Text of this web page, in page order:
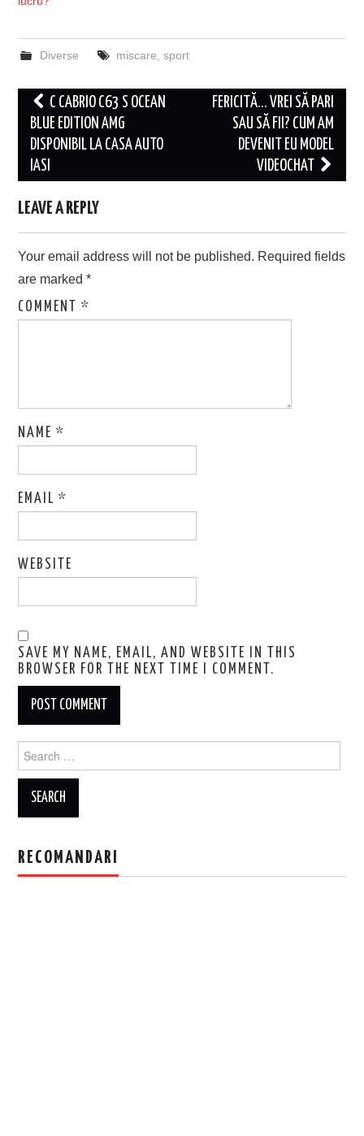
Diverse miscare sport
Post
navigation
C CABRIO C63 S OCEAN
BLUE EDITION AMG
DISPONIBIL LA CASA AUTO
IASI
FERICITĂ… VREI SĂ PARI
SAU SĂ FII? CUM AM
DEVENIT EU MODEL
VIDEOCHAT
LEAVE A REPLY
Your email address will not be published. Required fields
are marked*
COMMENT*
NAME*
EMAIL*
WEBSITE
SAVE MY NAME, EMAIL, AND WEBSITE IN THIS
BROWSER FOR THE NEXT TIME I COMMENT.
for:
RECOMANDARI